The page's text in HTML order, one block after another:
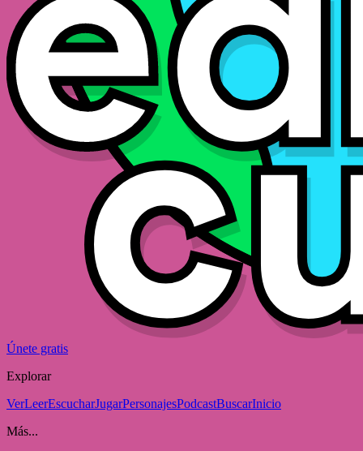
Únete gratis
Explorar
VerLeerEscucharJugarPersonajesPodcastBuscarInicio
Más...